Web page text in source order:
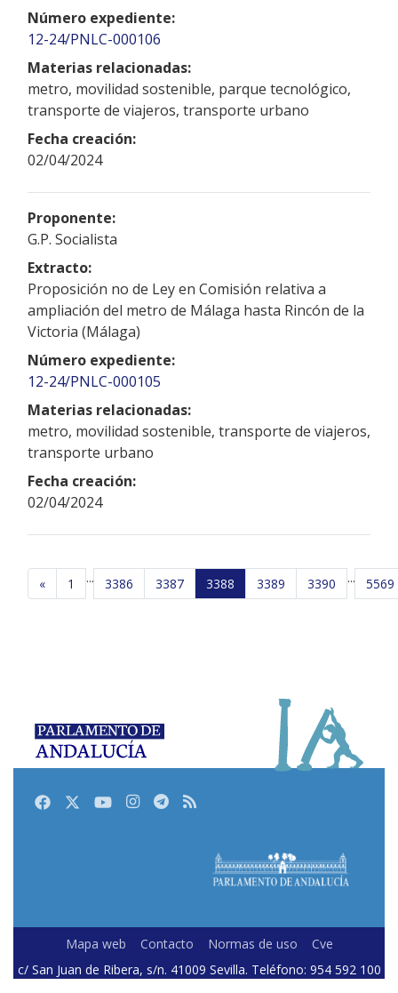
Número expediente:
12-24/PNLC-000106
Materias relacionadas:
metro, movilidad sostenible, parque tecnológico,
transporte de viajeros, transporte urbano
Fecha creación:
02/04/2024
Proponente:
G.P. Socialista
Extracto:
Proposición no de Ley en Comisión relativa a
ampliación del metro de Málaga hasta Rincón de la
Victoria (Málaga)
Número expediente:
12-24/PNLC-000105
Materias relacionadas:
metro, movilidad sostenible, transporte de viajeros,
transporte urbano
Fecha creación:
02/04/2024
« 1 ... 3386 3387 3388 3389 3390 ... 5569
FacebookTwitterYoutubeInstagram
Telegram
RSS
Mapa web Contacto Normas de uso
Cve
c/ San Juan de Ribera, s/n. 41009 Sevilla. Teléfono: 954 592 100